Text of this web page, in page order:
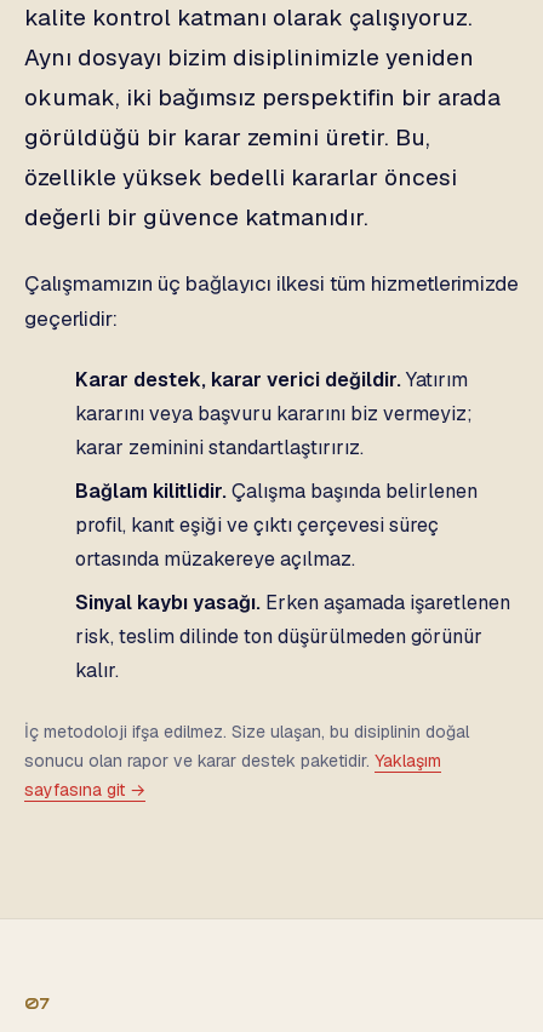
kalite kontrol katmanı olarak çalışıyoruz.
Aynı dosyayı bizim disiplinimizle yeniden
okumak, iki bağımsız perspektifin bir arada
görüldüğü bir karar zemini üretir. Bu,
özellikle yüksek bedelli kararlar öncesi
değerli bir güvence katmanıdır.
Çalışmamızın üç bağlayıcı ilkesi tüm hizmetlerimizde
geçerlidir:
Karar destek, karar verici değildir.Yatırım
kararını veya başvuru kararını biz vermeyiz;
karar zeminini standartlaştırırız.
Bağlam kilitlidir.Çalışma başında belirlenen
profil, kanıt eşiği ve çıktı çerçevesi süreç
ortasında müzakereye açılmaz.
Sinyal kaybı yasağı. Erken aşamada işaretlenen
risk, teslim dilinde ton düşürülmeden görünür
kalır.
İç metodoloji ifşa edilmez. Size ulaşan, bu disiplinin doğal
sonucu olan rapor ve karar destek paketidir. Yaklaşım
sayfasına git →
07